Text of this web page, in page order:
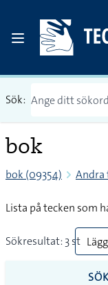
Sök:
bok
bok (09354) Andra
Lista på tecken som
Sökresultat: 3 st Lägg
till